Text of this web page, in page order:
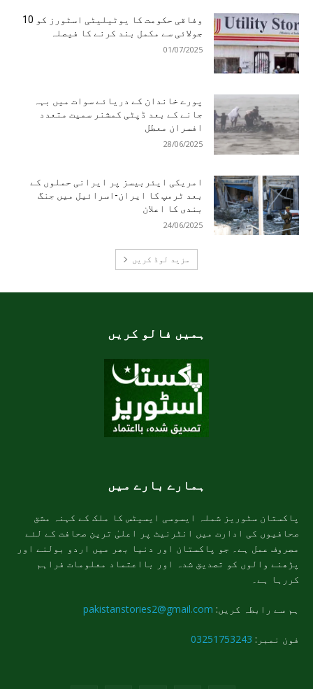
وفاقی حکومت کا یوٹیلیٹی اسٹورز کو 10
جولائی سے مکمل بند کرنے کا فیصلہ
01/07/2025
پورے خاندان کے دریائے سوات میں بہہ
جانے کے بعد ڈپٹی کمشنر سمیت متعدد
افسران معطل
28/06/2025
امریکی ایئربیسز پر ایرانی حملوں کے
بعد ٹرمپ کا ایران-اسرائیل میں جنگ
بندی کا اعلان
24/06/2025
مزید لوڈ کریں
ہمیں فالو کریں
ہمارے بارے میں
پاکستان سٹوریز شملہ ایسوسی ایسیٹس کا ملک کے کہنہ مشق
صحافیوں کی ادارت میں انٹرنیٹ پر اعلیٰ ترین صحافت کے لئے
مصروف عمل ہے۔ جو پاکستان اور دنیا بھر میں اردو بولنے اور
پڑھنے والوں کو تصدیق شدہ اور بااعتماد معلومات فراہم
کررہا ہے۔
ہم سے رابطہ کریں: pakistanstories2@gmail.com
فون نمبر: 03251753243